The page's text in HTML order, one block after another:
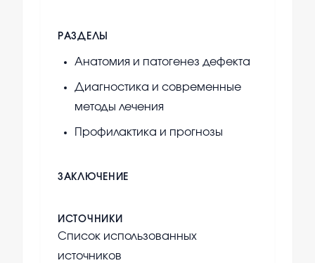
РАЗДЕЛЫ
Анатомия и патогенез дефекта
Диагностика и современные
методы лечения
Профилактика и прогнозы
ЗАКЛЮЧЕНИЕ
ИСТОЧНИКИ
Список использованных
источников